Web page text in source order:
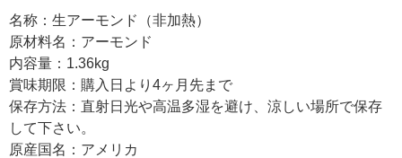
名称：生アーモンド（非加熱）
原材料名：アーモンド
内容量：1.36kg
賞味期限：購入日より4ヶ月先まで
保存方法：直射日光や高温多湿を避け、涼しい場所で保存
して下さい。
原産国名：アメリカ